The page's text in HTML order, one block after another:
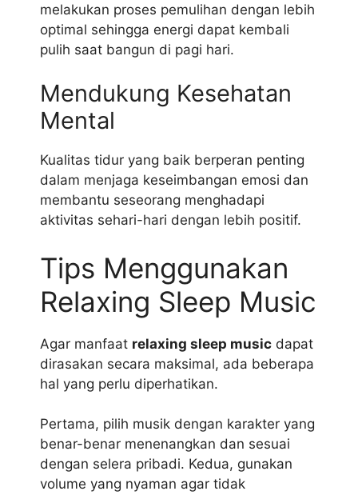
melakukan proses pemulihan dengan lebih
optimal sehingga energi dapat kembali
pulih saat bangun di pagi hari.
Mendukung Kesehatan
Mental
Kualitas tidur yang baik berperan penting
dalam menjaga keseimbangan emosi dan
membantu seseorang menghadapi
aktivitas sehari-hari dengan lebih positif.
Tips Menggunakan
Relaxing Sleep Music
Agar manfaat relaxing sleep music dapat
dirasakan secara maksimal, ada beberapa
hal yang perlu diperhatikan.
Pertama, pilih musik dengan karakter yang
benar-benar menenangkan dan sesuai
dengan selera pribadi. Kedua, gunakan
volume yang nyaman agar tidak